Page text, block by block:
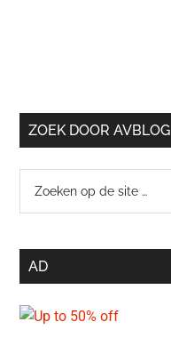
ZOEK DOOR AVBLOG
site
AD